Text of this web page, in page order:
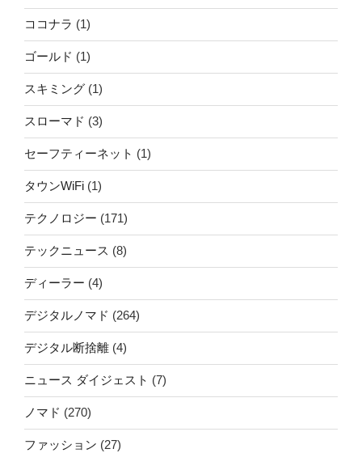
ココナラ (1)
ゴールド (1)
スキミング (1)
スローマド (3)
セーフティーネット (1)
タウンWiFi (1)
テクノロジー (171)
テックニュース (8)
ディーラー (4)
デジタルノマド (264)
デジタル断捨離 (4)
ニュース ダイジェスト (7)
ノマド (270)
ファッション (27)